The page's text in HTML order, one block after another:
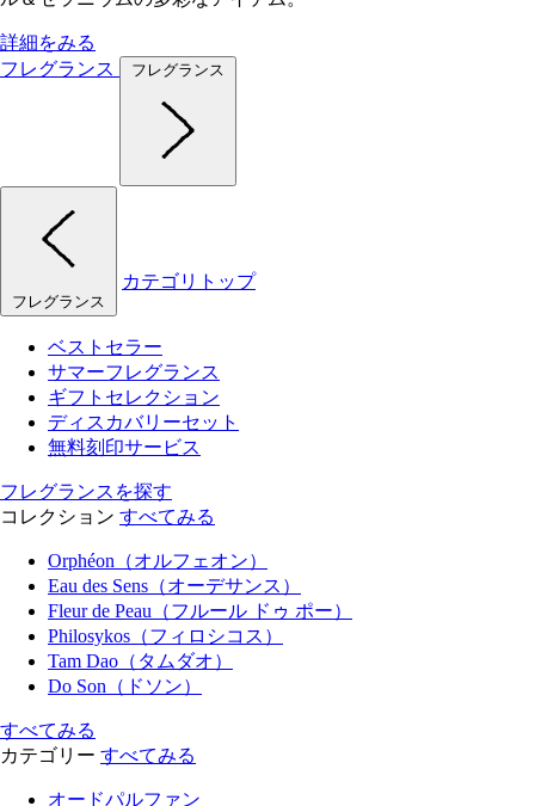
詳細をみる
フレグランス
フレグランス
フレグランス
カテゴリトップ
ベストセラー
サマーフレグランス
ギフトセレクション
ディスカバリーセット
無料刻印サービス
フレグランスを探す
コレクション すべてみる
Orphéon（オルフェオン）
Eau des Sens（オーデサンス）
Fleur de Peau（フルール ドゥ ポー）
Philosykos（フィロシコス）
Tam Dao（タムダオ）
Do Son（ドソン）
すべてみる
カテゴリー すべてみる
オードパルファン